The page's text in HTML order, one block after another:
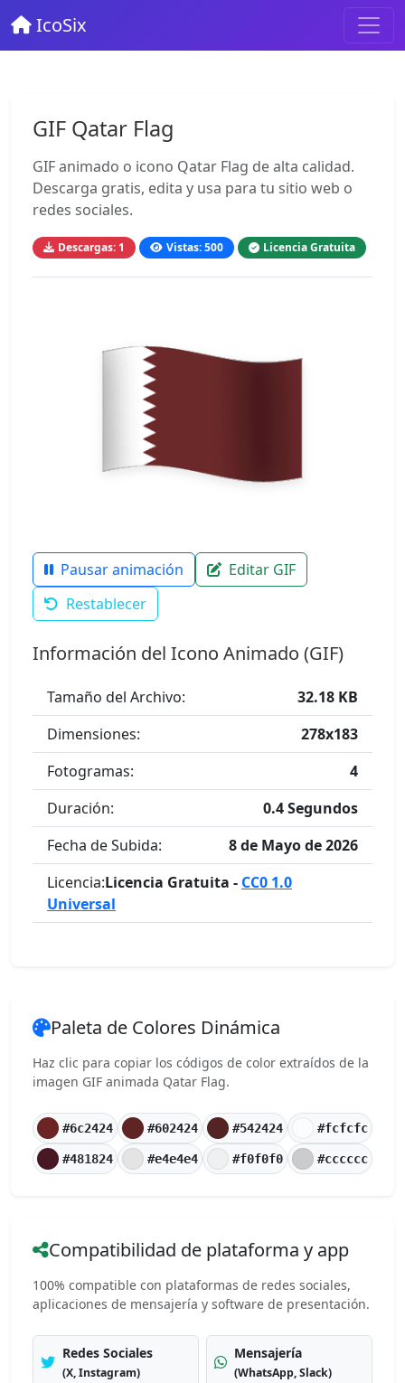
IcoSix
GIF Qatar Flag
GIF animado o icono Qatar Flag de alta calidad.
Descarga gratis, edita y usa para tu sitio web o
redes sociales.
Descargas: 1 Vistas: 500 Licencia Gratuita
Pausar animación
Editar GIF
Restablecer
Información del Icono Animado (GIF)
Tamaño del Archivo:
32.18 KB
Dimensiones:
278x183
Fotogramas:
4
Duración:
0.4 Segundos
Fecha de Subida:
8 de Mayo de 2026
Licencia:Licencia Gratuita - CC0 1.0
Universal
Paleta de Colores Dinámica
Haz clic para copiar los códigos de color extraídos de la
imagen GIF animada Qatar Flag.
#6c2424 #602424 #542424 #fcfcfc
#481824 #e4e4e4 #f0f0f0 #cccccc
Compatibilidad de plataforma y app
100% compatible con plataformas de redes sociales,
aplicaciones de mensajería y software de presentación.
Redes Sociales
(X, Instagram)
Mensajería
(WhatsApp, Slack)